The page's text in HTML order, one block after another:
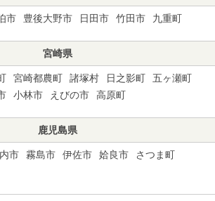
市 豊後大野市 日田市 竹田市 九重町
宮崎県
宮崎都農町 諸塚村 日之影町
五ヶ瀬町
小林市 えびの市 高原町
鹿児島県
市 霧島市 伊佐市 姶良市
さつま町